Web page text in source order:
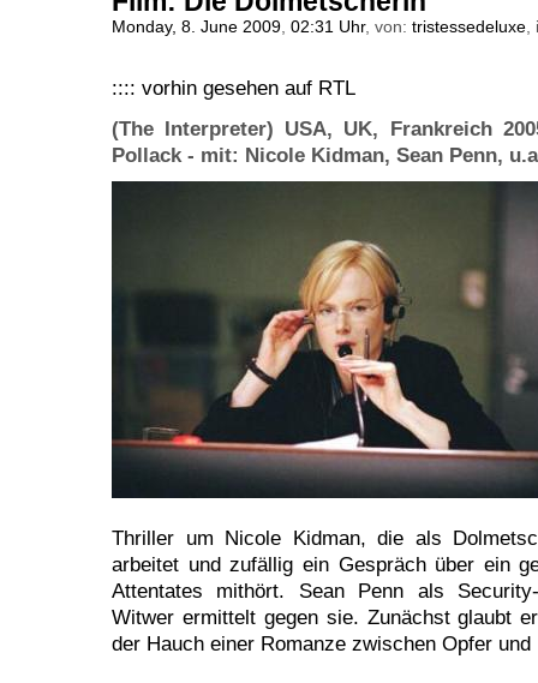
Monday, 8. June 2009, 02:31 Uhr, von: tristessedeluxe,
:::: vorhin gesehen auf RTL
(The Interpreter) USA, UK, Frankreich
Pollack - mit: Nicole Kidman, Sean Penn,
Thriller um Nicole Kidman, die als
arbeitet und zufällig ein Gespräch über ein
Attentates mithört. Sean Penn als
Witwer ermittelt gegen sie. Zunächst glaubt
der Hauch einer Romanze zwischen Opfer und